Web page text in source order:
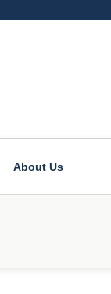
About Us